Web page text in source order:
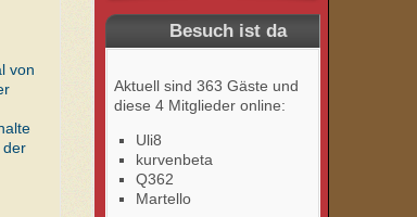
von
der
Besuch ist da
Aktuell sind 363 Gäste und
diese 4 Mitglieder online:
Uli8
kurvenbeta
Q362
Martello